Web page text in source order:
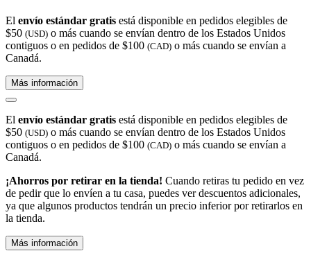
El envío estándar gratis está disponible en pedidos elegibles de
$50 (USD) o más cuando se envían dentro de los Estados Unidos
contiguos o en pedidos de $100 (CAD) o más cuando se envían a
Canadá.
Más información
El envío estándar gratis está disponible en pedidos elegibles de
$50 (USD) o más cuando se envían dentro de los Estados Unidos
contiguos o en pedidos de $100 (CAD) o más cuando se envían a
Canadá.
¡Ahorros por retirar en la tienda! Cuando retiras tu pedido en vez
de pedir que lo envíen a tu casa, puedes ver descuentos adicionales,
ya que algunos productos tendrán un precio inferior por retirarlos en
la tienda.
Más información